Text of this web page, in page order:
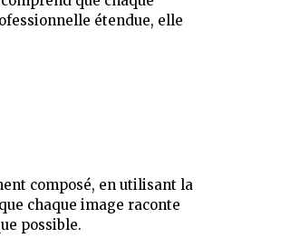
étendue, elle
composé, en utilisant la
chaque image raconte
possible.